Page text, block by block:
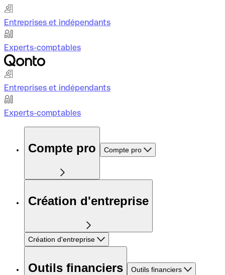
Entreprises et indépendants
Experts-comptables
Entreprises et indépendants
Experts-comptables
Compte pro Compte pro
Création d'entreprise
Création d'entreprise
Outils financiers Outils financiers